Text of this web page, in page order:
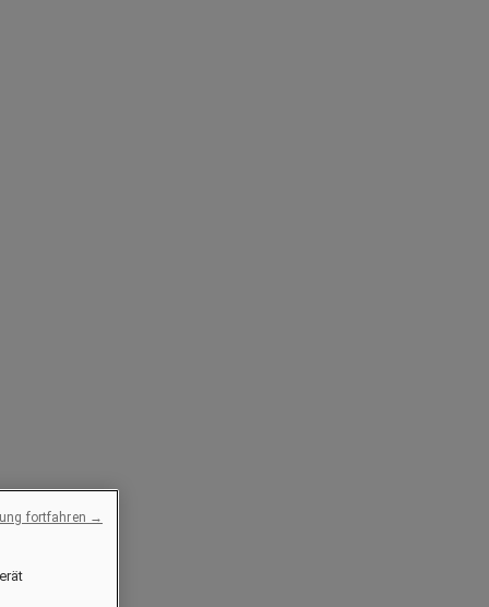
fortfahren →